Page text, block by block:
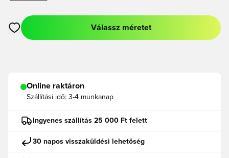
Megnyit egy modált a bejelentkezéshez vagy a tagként való
Válassz méretet
Online raktáron
Szállítási idő: 3-4 munkanap
Ingyenes szállítás 25 000 Ft felett
30 napos visszaküldési lehetőség